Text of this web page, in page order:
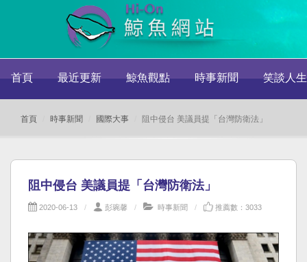
首頁 最近更新 鯨魚觀點 時事新聞 笑談人生
首頁 時事新聞 國際大事 阻中侵台 美議員提「台灣防衛法」
阻中侵台 美議員提「台灣防衛法」
2020-06-13 彭琬馨 時事新聞 推薦數：3033